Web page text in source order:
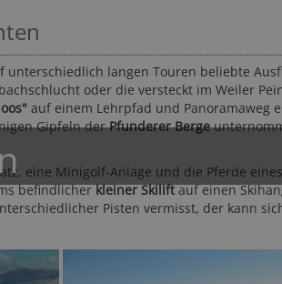
unterschiedlich langen Touren beliebte
oder die versteckt im Weiler
auf einem Lehrpfad und Panoramaweg
Gipfeln derPfunderer Berge
eine Minigolf-Anlage und die Pferde eines
befindlicherkleiner Skiliftauf einen
Pisten vermisst, der kann
Resort
- St. Leonhard in Passeier
Hotel DAS
Meran und Umgebung -